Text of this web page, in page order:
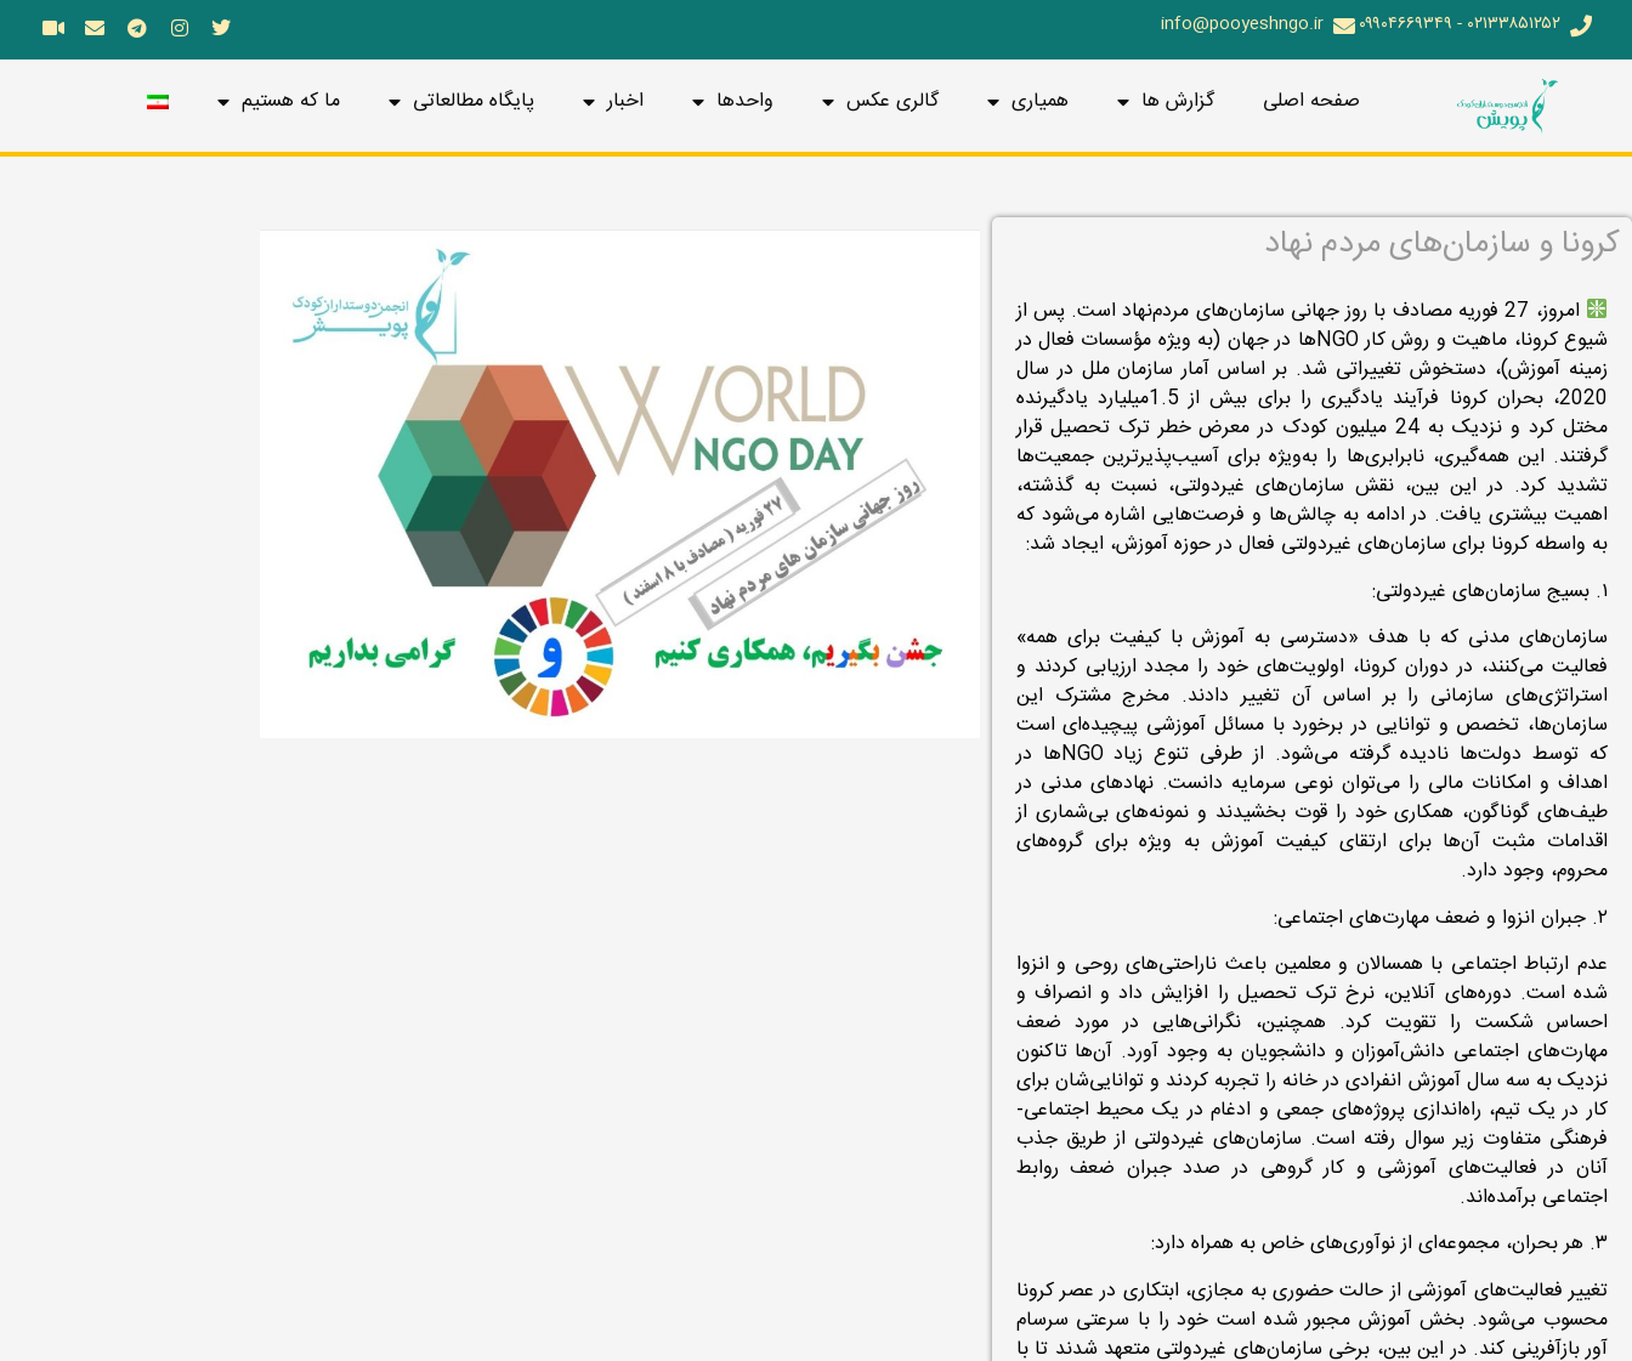
۰۲۱۳۳۸۵۱۲۵۲ - ۰۹۹۰۴۶۶۹۳۴۹ info@pooyeshngo.ir
صفحه اصلی گزارش ها همیاری گالری عکس واحدها اخبار پایگاه مطالعاتی ما که هستیم
کرونا و سازمان‌های مردم نهاد
امروز، 27 فوریه مصادف با روز جهانی سازمان‌های مردم‌نهاد است. پس از
شیوع کرونا، ماهیت و روش کار NGOها در جهان (به ویژه مؤسسات فعال در
زمینه آموزش)، دستخوش تغییراتی شد. بر اساس آمار سازمان ملل در سال
2020، بحران کرونا فرآیند یادگیری را برای بیش از 1.5میلیارد یادگیرنده
مختل کرد و نزدیک به 24 میلیون کودک در معرض خطر ترک تحصیل قرار
گرفتند. این همه‌گیری، نابرابری‌ها را به‌ویژه برای آسیب‌پذیرترین جمعیت‌ها
تشدید کرد. در این بین، نقش سازمان‌های غیردولتی، نسبت به گذشته،
اهمیت بیشتری یافت. در ادامه به چالش‌ها و فرصت‌هایی اشاره می‌شود که
به واسطه کرونا برای سازمان‌های غیردولتی فعال در حوزه آموزش، ایجاد شد:
۱. بسیج سازمان‌های غیردولتی:
سازمان‌های مدنی که با هدف «دسترسی به آموزش با کیفیت برای همه»
فعالیت می‌کنند، در دوران کرونا، اولویت‌های خود را مجدد ارزیابی کردند و
استراتژی‌های سازمانی را بر اساس آن تغییر دادند. مخرج مشترک این
سازمان‌ها، تخصص و توانایی‌ در برخورد با مسائل آموزشی پیچیده‌ای است
که توسط دولت‌ها نادیده گرفته می‌شود. از طرفی تنوع زیاد NGOها در
اهداف و امکانات مالی را می‌توان نوعی سرمایه دانست. نهادهای مدنی در
طیف‌های گوناگون، همکاری خود را قوت بخشیدند و نمونه‌های بی‌شماری از
اقدامات مثبت آن‌ها برای ارتقای کیفیت آموزش به ویژه برای گروه‌های
محروم، وجود دارد.
۲.‌ جبران انزوا و ضعف مهارت‌های اجتماعی:
عدم ارتباط اجتماعی با همسالان و معلمین باعث ناراحتی‌های روحی و انزوا
شده است. دوره‌های آنلاین، نرخ ترک تحصیل را افزایش داد و انصراف و
احساس شکست را تقویت کرد. همچنین، نگرانی‌هایی در مورد ضعف
مهارت‌های اجتماعی دانش‌آموزان و دانشجویان به وجود آورد. آن‌ها تاکنون
نزدیک به سه سال آموزش انفرادی در خانه را تجربه کردند و توانایی‌شان برای
کار در یک تیم، راه‌اندازی پروژه‌های جمعی و ادغام در یک محیط اجتماعی-
فرهنگی متفاوت زیر سوال رفته است. سازمان‌های غیردولتی از طریق جذب
آنان در فعالیت‌های آموزشی و کار گروهی در صدد جبران ضعف روابط
اجتماعی‌ برآمده‌اند.
۳. هر بحران، مجموعه‌ای از نوآوری‌های خاص به همراه دارد:
تغییر فعالیت‌های آموزشی از حالت حضوری به مجازی، ابتکاری در عصر کرونا
محسوب می‌شود. بخش آموزش مجبور شده است خود را با سرعتی سرسام
آور بازآفرینی کند. در این بین، برخی سازمان‌های غیردولتی متعهد شدند تا با